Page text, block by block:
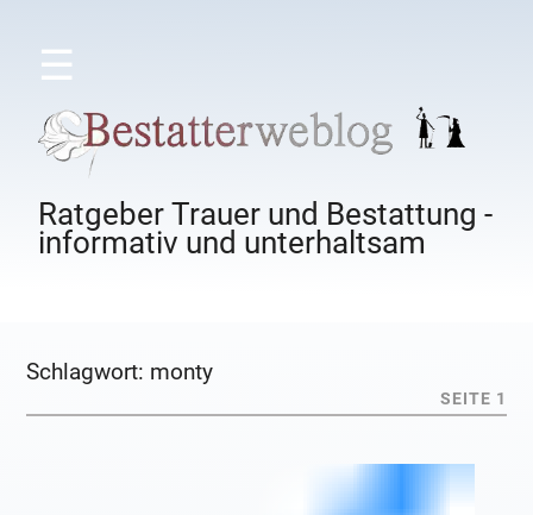
☰
Ratgeber Trauer und Bestattung -
informativ und unterhaltsam
Schlagwort: monty
SEITE 1